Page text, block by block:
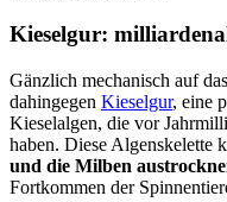
Kieselgur:
Gänzlich mechanisch auf
dahingegen Kieselgur, eine
Kieselalgen, die vor
haben. Diese Algenskelette
und die Milben
Fortkommen der